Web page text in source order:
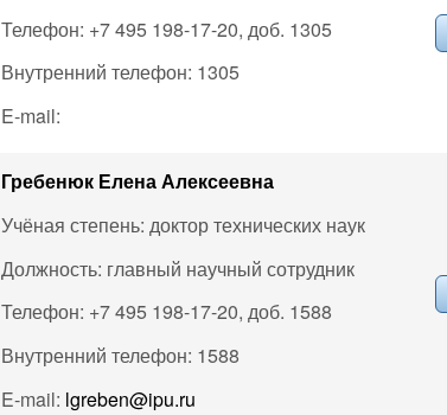
Телефон: +7 495 198-17-20, доб. 1305
Внутренний телефон: 1305
E-mail:
Гребенюк Елена Алексеевна
Учёная степень: доктор технических наук
Должность: главный научный сотрудник
Телефон: +7 495 198-17-20, доб. 1588
Внутренний телефон: 1588
E-mail: lgreben@ipu.ru